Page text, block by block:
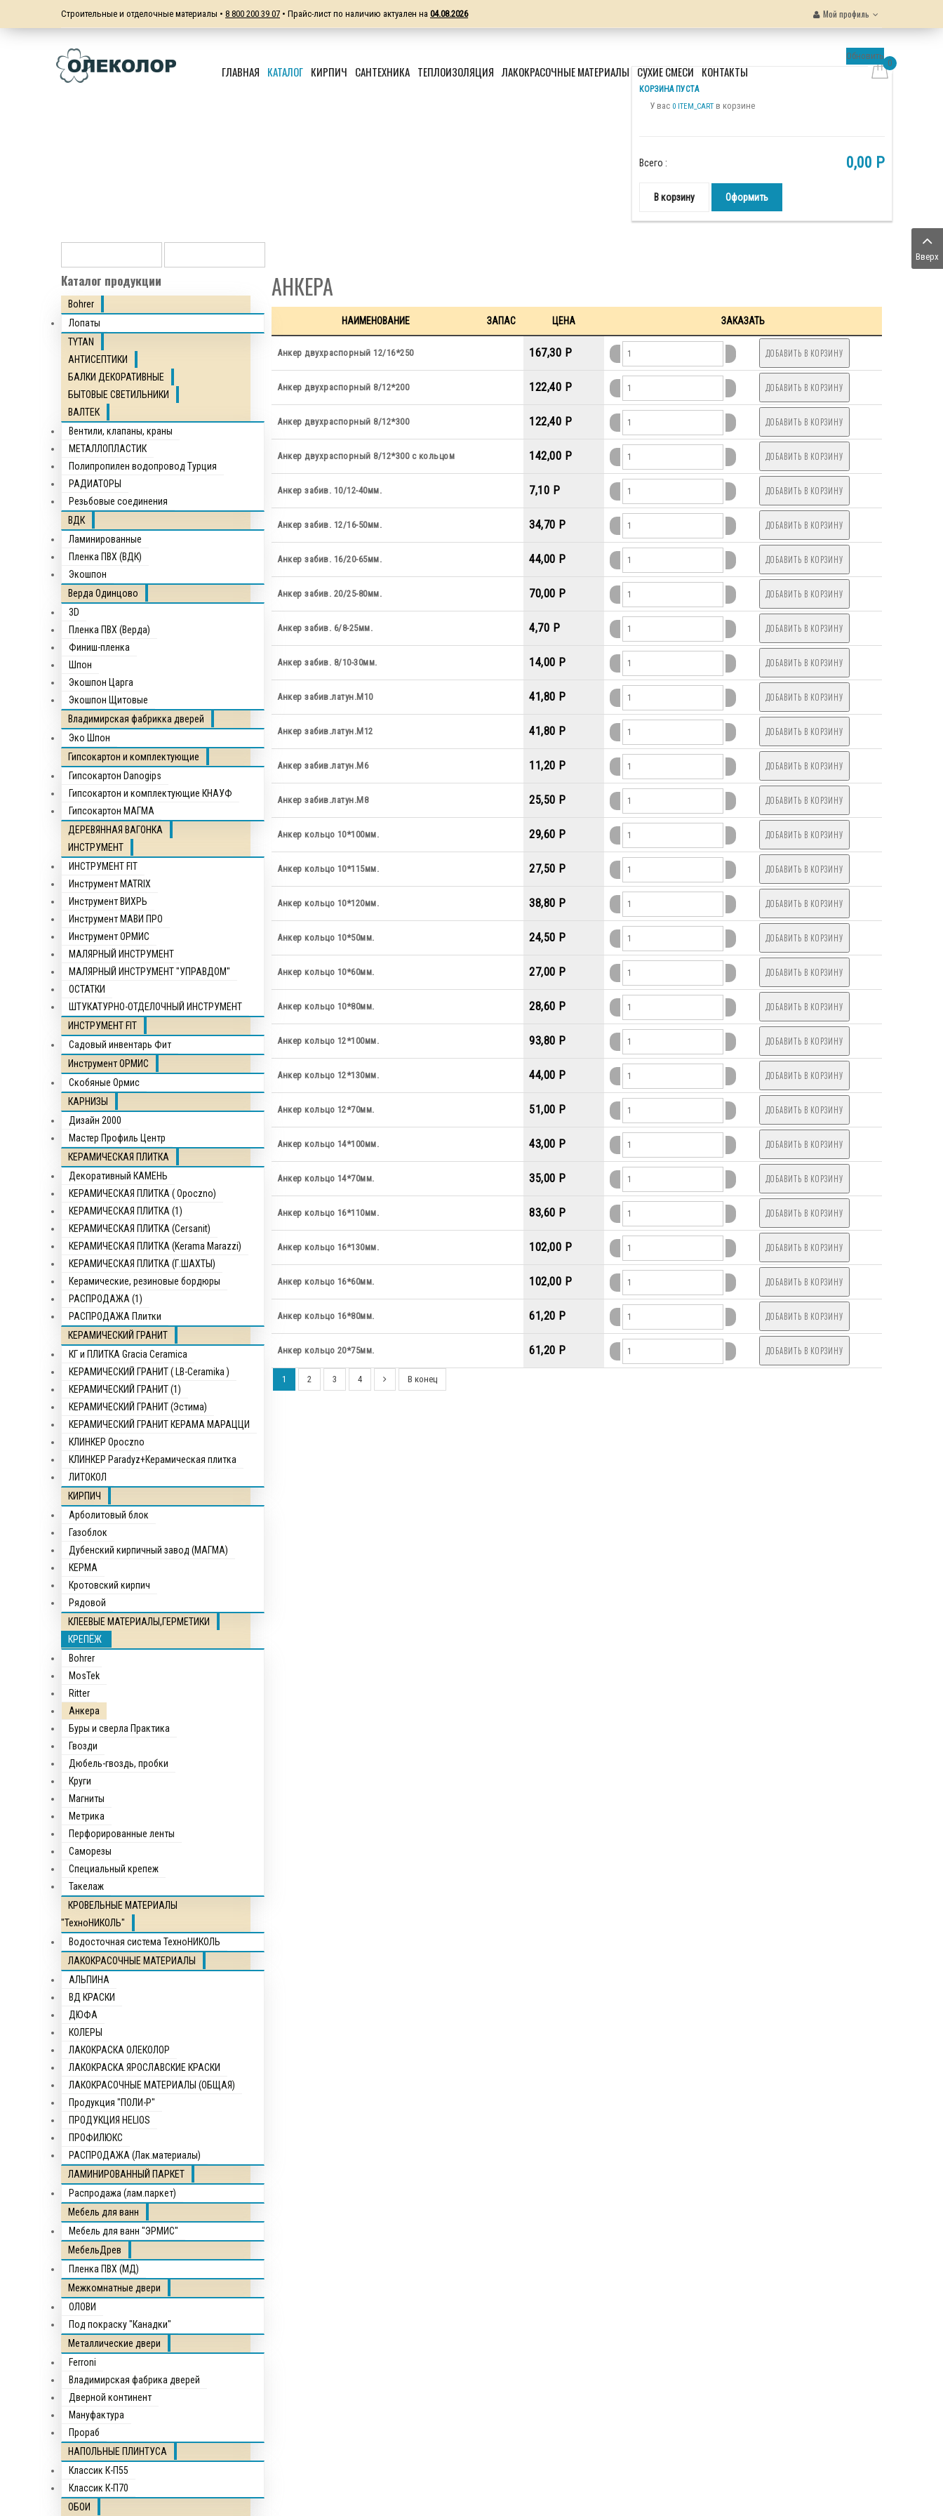
Строительные и отделочные материалы • 8 800 200 39 07 • Прайс-лист по наличию актуален на 04.08.2026 Мой профиль
ГЛАВНАЯ КАТАЛОГ КИРПИЧ САНТЕХНИКА ТЕПЛОИЗОЛЯЦИЯ ЛАКОКРАСОЧНЫЕ МАТЕРИАЛЫ СУХИЕ СМЕСИ КОНТАКТЫ
0
КОРЗИНА ПУСТА
У вас 0 ITEM_CART в корзине
Обновить
Всего : 0,00 P
В корзину Оформить
АНКЕРА
НАИМЕНОВАНИЕ ЗАПАС ЦЕНА ЗАКАЗАТЬ
Анкер двухраспорный 12/16*250 167,30 P
Анкер двухраспорный 8/12*200 122,40 P
Анкер двухраспорный 8/12*300 122,40 P
Анкер двухраспорный 8/12*300 с кольцом 142,00 P
Анкер забив. 10/12-40мм. 7,10 P
Анкер забив. 12/16-50мм. 34,70 P
Анкер забив. 16/20-65мм. 44,00 P
Анкер забив. 20/25-80мм. 70,00 P
Анкер забив. 6/8-25мм. 4,70 P
Анкер забив. 8/10-30мм. 14,00 P
Анкер забив.латун.М10 41,80 P
Анкер забив.латун.М12 41,80 P
Анкер забив.латун.М6 11,20 P
Анкер забив.латун.М8 25,50 P
Анкер кольцо 10*100мм. 29,60 P
Анкер кольцо 10*115мм. 27,50 P
Анкер кольцо 10*120мм. 38,80 P
Анкер кольцо 10*50мм. 24,50 P
Анкер кольцо 10*60мм. 27,00 P
Анкер кольцо 10*80мм. 28,60 P
Анкер кольцо 12*100мм. 93,80 P
Анкер кольцо 12*130мм. 44,00 P
Анкер кольцо 12*70мм. 51,00 P
Анкер кольцо 14*100мм. 43,00 P
Анкер кольцо 14*70мм. 35,00 P
Анкер кольцо 16*110мм. 83,60 P
Анкер кольцо 16*130мм. 102,00 P
Анкер кольцо 16*60мм. 102,00 P
Анкер кольцо 16*80мм. 61,20 P
Анкер кольцо 20*75мм. 61,20 P
1 2 3 4 В конец
Каталог продукции
Bohrer
Лопаты
TYTAN
АНТИСЕПТИКИ
БАЛКИ ДЕКОРАТИВНЫЕ
БЫТОВЫЕ СВЕТИЛЬНИКИ
ВАЛТЕК
Вентили, клапаны, краны
МЕТАЛЛОПЛАСТИК
Полипропилен водопровод Турция
РАДИАТОРЫ
Резьбовые соединения
ВДК
Ламинированные
Пленка ПВХ (ВДК)
Экошпон
Верда Одинцово
3D
Пленка ПВХ (Верда)
Финиш-пленка
Шпон
Экошпон Царга
Экошпон Щитовые
Владимирская фабрикка дверей
Эко Шпон
Гипсокартон и комплектующие
Гипсокартон Danogips
Гипсокартон и комплектующие КНАУФ
Гипсокартон МАГМА
ДЕРЕВЯННАЯ ВАГОНКА
ИНСТРУМЕНТ
ИНСТРУМЕНТ FIT
Инструмент MATRIX
Инструмент ВИХРЬ
Инструмент МАВИ ПРО
Инструмент ОРМИС
МАЛЯРНЫЙ ИНСТРУМЕНТ
МАЛЯРНЫЙ ИНСТРУМЕНТ "УПРАВДОМ"
ОСТАТКИ
ШТУКАТУРНО-ОТДЕЛОЧНЫЙ ИНСТРУМЕНТ
ИНСТРУМЕНТ FIT
Садовый инвентарь Фит
Инструмент ОРМИС
Скобяные Ормис
КАРНИЗЫ
Дизайн 2000
Мастер Профиль Центр
КЕРАМИЧЕСКАЯ ПЛИТКА
Декоративный КАМЕНЬ
КЕРАМИЧЕСКАЯ ПЛИТКА ( Opocznо)
КЕРАМИЧЕСКАЯ ПЛИТКА (1)
КЕРАМИЧЕСКАЯ ПЛИТКА (Cersanit)
КЕРАМИЧЕСКАЯ ПЛИТКА (Kerama Marazzi)
КЕРАМИЧЕСКАЯ ПЛИТКА (Г.ШАХТЫ)
Керамические, резиновые бордюры
РАСПРОДАЖА (1)
РАСПРОДАЖА Плитки
КЕРАМИЧЕСКИЙ ГРАНИТ
КГ и ПЛИТКА Gracia Ceramica
КЕРАМИЧЕСКИЙ ГРАНИТ ( LB-Ceramika )
КЕРАМИЧЕСКИЙ ГРАНИТ (1)
КЕРАМИЧЕСКИЙ ГРАНИТ (Эстима)
КЕРАМИЧЕСКИЙ ГРАНИТ КЕРАМА МАРАЦЦИ
КЛИНКЕР Opocznо
КЛИНКЕР Paradyz+Керамическая плитка
ЛИТОКОЛ
КИРПИЧ
Арболитовый блок
Газоблок
Дубенский кирпичный завод (МАГМА)
КЕРМА
Кротовский кирпич
Рядовой
КЛЕЕВЫЕ МАТЕРИАЛЫ,ГЕРМЕТИКИ
КРЕПЁЖ
Bohrer
MosTek
Ritter
Анкера
Буры и сверла Практика
Гвозди
Дюбель-гвоздь, пробки
Круги
Магниты
Метрика
Перфорированные ленты
Саморезы
Специальный крепеж
Такелаж
КРОВЕЛЬНЫЕ МАТЕРИАЛЫ
"ТехноНИКОЛЬ"
Водосточная система ТехноНИКОЛЬ
ЛАКОКРАСОЧНЫЕ МАТЕРИАЛЫ
АЛЬПИНА
ВД КРАСКИ
ДЮФА
КОЛЕРЫ
ЛАКОКРАСКА ОЛЕКОЛОР
ЛАКОКРАСКА ЯРОСЛАВСКИЕ КРАСКИ
ЛАКОКРАСОЧНЫЕ МАТЕРИАЛЫ (ОБЩАЯ)
Продукция "ПОЛИ-Р"
ПРОДУКЦИЯ HELIOS
ПРОФИЛЮКС
РАСПРОДАЖА (Лак.материалы)
ЛАМИНИРОВАННЫЙ ПАРКЕТ
Распродажа (лам.паркет)
Мебель для ванн
Мебель для ванн "ЭРМИС"
МебельДрев
Пленка ПВХ (МД)
Межкомнатные двери
ОЛОВИ
Под покраску "Канадки"
Металлические двери
Ferroni
Владимирская фабрика дверей
Дверной континент
Мануфактура
Прораб
НАПОЛЬНЫЕ ПЛИНТУСА
Классик К-П55
Классик К-П70
ОБОИ
Вверх